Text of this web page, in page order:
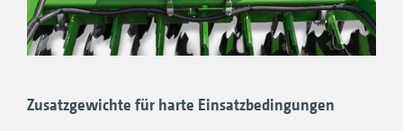
Zusatzgewichte für harte Einsatzbedingungen